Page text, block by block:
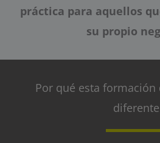
práctica para aquellos
su propio
Por qué esta formación
diferente